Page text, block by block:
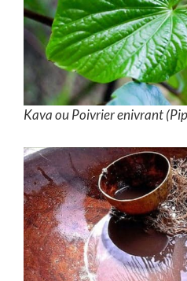
Kava ou Poivrier enivrant